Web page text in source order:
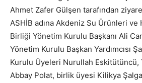
Ahmet Zafer Gülşen tarafından
ASHİB adına Akdeniz Su Ürünleri
Birliği Yönetim Kurulu Başkanı Ali
Yönetim Kurulu Başkan Yardımcısı
Kurulu Üyeleri Nurullah Eskitütüncü,
Abbay Polat, birlik üyesi Kilikya